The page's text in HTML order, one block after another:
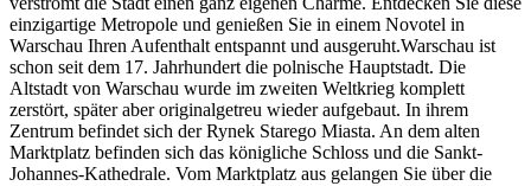
einzigartige Metropole und genießen Sie in einem Novotel in
Warschau Ihren Aufenthalt entspannt und ausgeruht.Warschau ist
schon seit dem 17. Jahrhundert die polnische Hauptstadt. Die
Altstadt von Warschau wurde im zweiten Weltkrieg komplett
zerstört, später aber originalgetreu wieder aufgebaut. In ihrem
Zentrum befindet sich der Rynek Starego Miasta. An dem alten
Marktplatz befinden sich das königliche Schloss und die Sankt-
Johannes-Kathedrale. Vom Marktplatz aus gelangen Sie über die